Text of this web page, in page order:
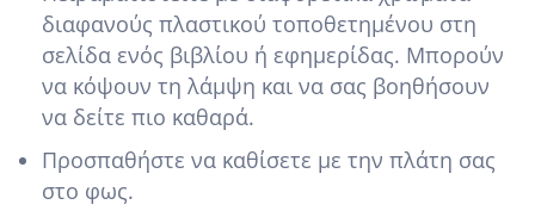
διαφανούς πλαστικού τοποθετημένου στη
σελίδα ενός βιβλίου ή εφημερίδας. Μπορούν
να κόψουν τη λάμψη και να σας βοηθήσουν
να δείτε πιο καθαρά.
Προσπαθήστε να καθίσετε με την πλάτη σας
στο φως.